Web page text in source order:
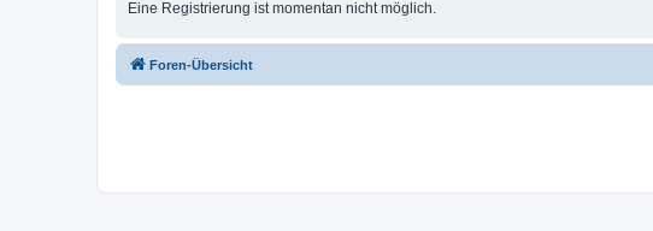
Eine Registrierung ist momentan nicht möglich.
Foren-Übersicht